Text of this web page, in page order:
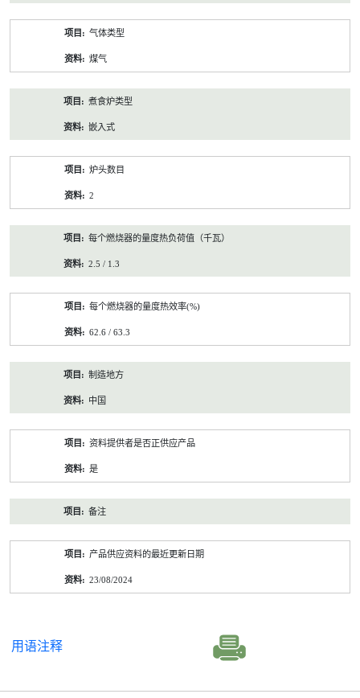
气体类型
煤气
煮食炉类型
嵌入式
炉头数目
2
每个燃烧器的量度热负荷值（千瓦）
2.5 / 1.3
每个燃烧器的量度热效率(%)
62.6 / 63.3
制造地方
中国
资料提供者是否正供应产品
是
备注
产品供应资料的最近更新日期
23/08/2024
用语注释